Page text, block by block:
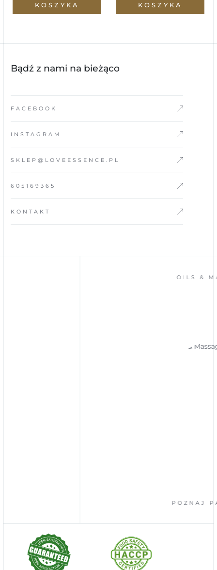
KOSZYKA
KOSZYKA
OILS &
POZNAJ
Bądź z nami na bieżąco
FACEBOOK
INSTAGRAM
SKLEP@LOVEESSENCE.PL
605169365
KONTAKT